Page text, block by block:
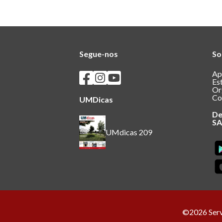
Segue-nos
Seguir os SASUM no Facebook
Seguir os SASUM no Instagram
Seguir os SASUM no Youtube
UMDicas
UMdicas 209
©2026